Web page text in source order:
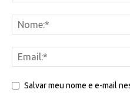
Salvar meu nome e e-mail